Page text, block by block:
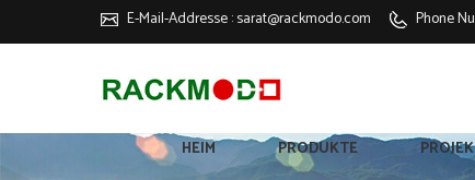
E-Mail-Addresse :sarat@rackmodo.com Phone
HEIM PRODUKTE